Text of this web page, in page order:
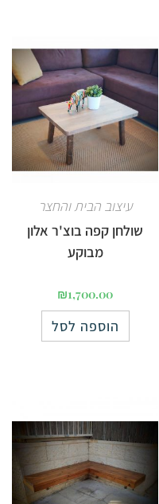
עיצוב הבית והחצר
שולחן קפה בוצ'ר אלון
מבוקע
₪1,700.00
הוספה לסל